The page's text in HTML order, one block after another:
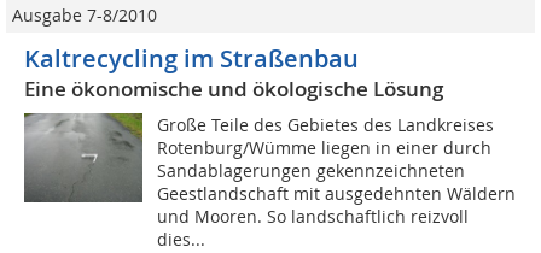
Ausgabe 7-8/2010
Kaltrecycling im Straßenbau
Eine ökonomische und ökologische Lösung
Große Teile des Gebietes des Landkreises
Rotenburg/Wümme liegen in einer durch
Sandablagerungen gekennzeichneten
Geestlandschaft mit ausgedehnten Wäldern
und Mooren. So landschaftlich reizvoll
dies...